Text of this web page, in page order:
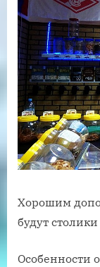
Хорошим
будут
Особенности